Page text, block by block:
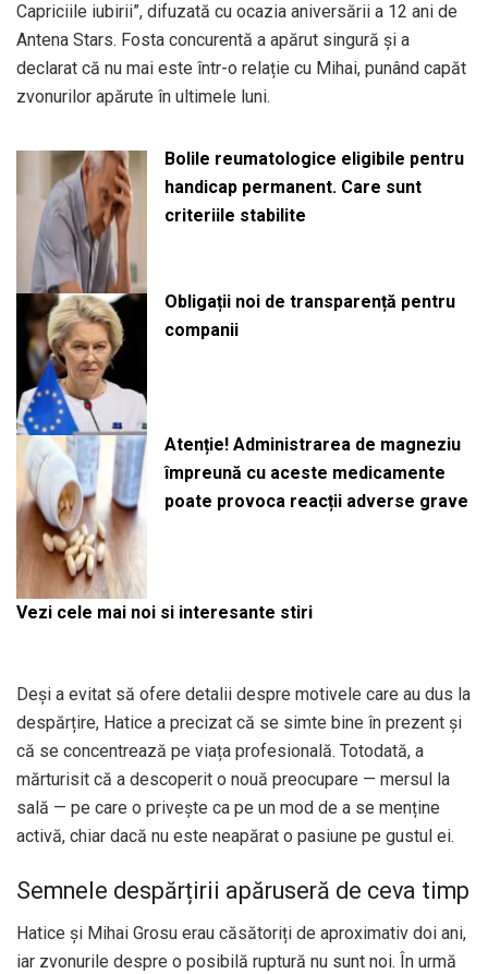
Capriciile iubirii”, difuzată cu ocazia aniversării a 12 ani de
Antena Stars. Fosta concurentă a apărut singură și a
declarat că nu mai este într-o relație cu Mihai, punând capăt
zvonurilor apărute în ultimele luni.
Bolile reumatologice eligibile pentru
handicap permanent. Care sunt
criteriile stabilite
Obligații noi de transparență pentru
companii
Atenție! Administrarea de magneziu
împreună cu aceste medicamente
poate provoca reacții adverse grave
Vezi cele mai noi si interesante stiri
Deși a evitat să ofere detalii despre motivele care au dus la
despărțire, Hatice a precizat că se simte bine în prezent și
că se concentrează pe viața profesională. Totodată, a
mărturisit că a descoperit o nouă preocupare — mersul la
sală — pe care o privește ca pe un mod de a se menține
activă, chiar dacă nu este neapărat o pasiune pe gustul ei.
Semnele despărțirii apăruseră de ceva timp
Hatice și Mihai Grosu erau căsătoriți de aproximativ doi ani,
iar zvonurile despre o posibilă ruptură nu sunt noi. În urmă